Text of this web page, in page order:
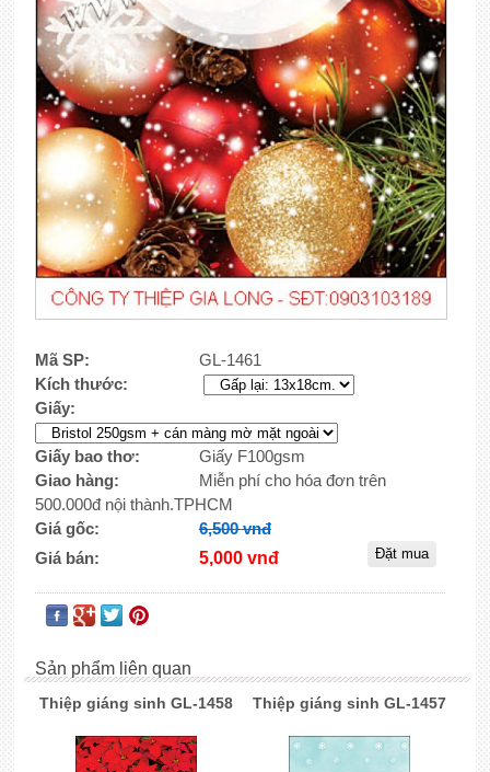
Mã SP:
GL-1461
Kích thước:
Giấy:
Giấy bao thơ:
Giấy F100gsm
Giao hàng:
Miễn phí cho hóa đơn trên
500.000đ nội thành.TPHCM
Giá gốc:
6,500 vnđ
Giá bán:
5,000 vnđ
Sản phẩm liên quan
Thiệp giáng sinh GL-1458 Thiệp giáng sinh GL-1457